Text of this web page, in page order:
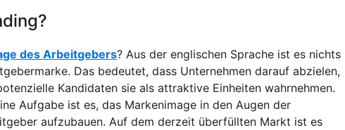
des Arbeitgebers? Aus der englischen Sprache ist es nichts
Das bedeutet, dass Unternehmen darauf abzielen,
Kandidaten sie als attraktive Einheiten wahrnehmen.
Aufgabe ist es, das Markenimage in den Augen der
aufzubauen. Auf dem derzeit überfüllten Markt ist es